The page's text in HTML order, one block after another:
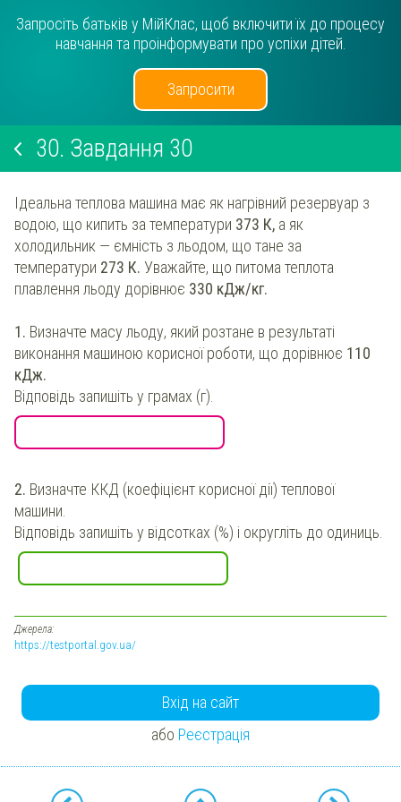
Запросіть батьків у МійКлас, щоб включити їх до процесу
навчання та проінформувати про успіхи дітей.
Запросити
30. Завдання 30
Ідеальна теплова машина має як нагрівний резервуар з
водою, що кипить за температури 373 К, а як
холодильник — ємність з льодом, що тане за
температури 273 К. Уважайте, що питома теплота
плавлення льоду дорівнює 330 кДж/кг.
1. Визначте масу льоду, який розтане в результаті
виконання машиною корисної роботи, що дорівнює 110
кДж.
Відповідь запишіть у грамах (г).
2. Визначте ККД (коефіцієнт корисної дії) теплової
машини.
Відповідь запишіть у відсотках (%) і округліть до одиниць.
Джерела:
https://testportal.gov.ua/
Вхід на сайт
або Реєстрація